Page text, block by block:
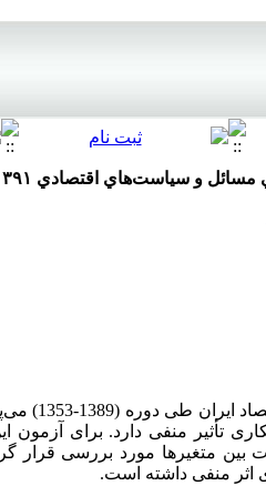
مقاله حاضر به
منفی دارد. برای آزمون
متغیرها مورد بررسی قرار